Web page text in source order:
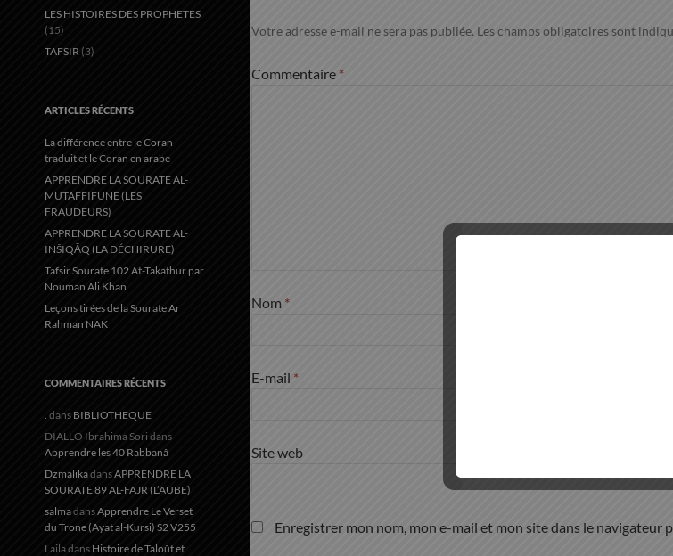
Votre adresse e-mail ne sera pas publiée. Les champs obligatoires sont
Commentaire *
Nom *
E-mail *
Site web
Enregistrer mon nom, mon e-mail et mon site dans le navigateur
LES HISTOIRES DES PROPHETES
(15)
TAFSIR (3)
ARTICLES RÉCENTS
La différence entre le Coran
traduit et le Coran en arabe
APPRENDRE LA SOURATE AL-
MUTAFFIFUNE (LES
FRAUDEURS)
APPRENDRE LA SOURATE AL-
INŠIQĀQ (LA DÉCHIRURE)
Tafsir Sourate 102 At-Takathur par
Nouman Ali Khan
Leçons tirées de la Sourate Ar
Rahman NAK
COMMENTAIRES RÉCENTS
dans BIBLIOTHEQUE
DIALLO Ibrahima Sori dans
Apprendre les 40 Rabbanâ
DzmalikadansAPPRENDRE LA
SOURATE 89 AL-FAJR (L’AUBE)
salmadansApprendre Le Verset
du Trone (Ayat al-Kursi) S2 V255
Lailadans Histoire de Taloût et